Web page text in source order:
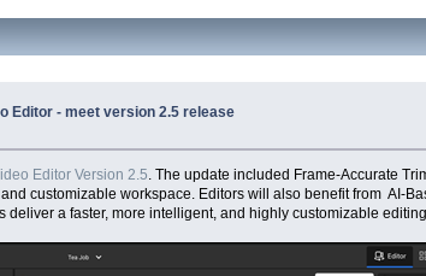
Editor - meet version 2.5 release
Editor Version 2.5. The update included Frame-Accurate
customizable workspace. Editors will also benefit from AI-
deliver a faster, more intelligent, and highly customizable